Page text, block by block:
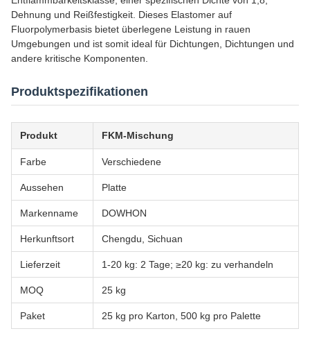
Dehnung und Reißfestigkeit. Dieses Elastomer auf
Fluorpolymerbasis bietet überlegene Leistung in rauen
Umgebungen und ist somit ideal für Dichtungen, Dichtungen und
andere kritische Komponenten.
Produktspezifikationen
Produkt FKM-Mischung
Farbe Verschiedene
Aussehen Platte
Markenname DOWHON
Herkunftsort Chengdu, Sichuan
Lieferzeit 1-20 kg: 2 Tage; ≥20 kg: zu verhandeln
MOQ 25 kg
Paket 25 kg pro Karton, 500 kg pro Palette